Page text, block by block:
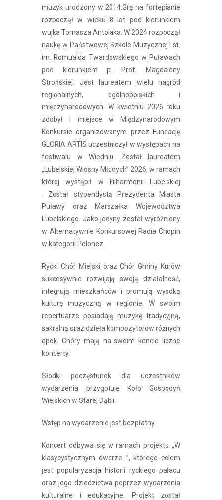
muzyk urodzony w 2014.Grę na fortepianie
rozpoczął w wieku 8 lat pod kierunkiem
wujka Tomasza Antolaka. W 2024 rozpoczął
naukę w Państwowej Szkole Muzycznej I st.
im. Romualda Twardowskiego w Puławach
pod kierunkiem p. Prof. Magdaleny
Strońskiej. Jest laureatem wielu nagród
regionalnych, ogólnopolskich i
międzynarodowych. W kwietniu 2026 roku
zdobył I miejsce w Międzynarodowym
Konkursie organizowanym przez Fundację
GLORIA ARTIS uczestniczył w występach na
festiwalu w Wiedniu. Został laureatem
„Lubelskiej Wiosny Młodych” 2026, w ramach
której wystąpił w Filharmonii Lubelskiej
. Został stypendystą Prezydenta Miasta
Puławy oraz Marszałka Województwa
Lubelskiego. Jako jedyny został wyróżniony
w Alternatywnie Konkursowej Radia Chopin
w kategorii Polonez.
Rycki Chór Miejski oraz Chór Gminy Kurów
sukcesywnie rozwijają swoją działalność,
integrują mieszkańców i promują wysoką
kulturę muzyczną w regionie. W swoim
repertuarze posiadają muzykę tradycyjną,
sakralną oraz dzieła kompozytorów różnych
epok. Chóry mają na swoim koncie liczne
koncerty.
Słodki poczęstunek dla uczestników
wydarzenia przygotuje Koło Gospodyń
Wiejskich w Starej Dąbii.
Wstęp na wydarzenie jest bezpłatny.
Koncert odbywa się w ramach projektu „W
klasycystycznym dworze…”, którego celem
jest popularyzacja historii ryckiego pałacu
oraz jego dziedzictwa poprzez wydarzenia
kulturalne i edukacyjne. Projekt został